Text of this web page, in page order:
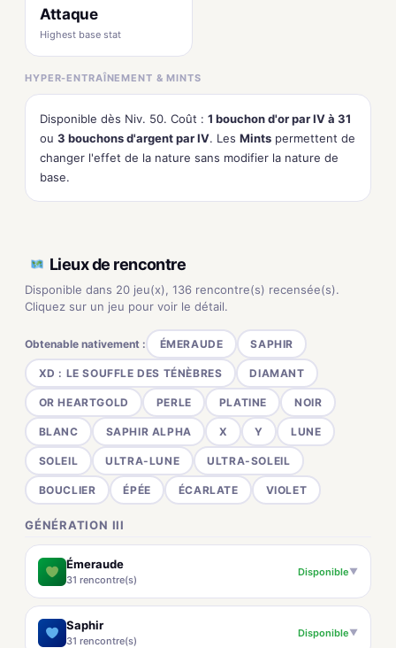
Attaque
Highest base stat
HYPER-ENTRAÎNEMENT & MINTS
Disponible dès Niv. 50. Coût : 1 bouchon d'or par IV à 31
ou 3 bouchons d'argent par IV. Les Mints permettent de
changer l'effet de la nature sans modifier la nature de
base.
Lieux de rencontre
Disponible dans 20 jeu(x), 136 rencontre(s) recensée(s).
Cliquez sur un jeu pour voir le détail.
Obtenable nativement : ÉMERAUDE SAPHIR
XD : LE SOUFFLE DES TÉNÈBRES DIAMANT
OR HEARTGOLD PERLE PLATINE NOIR
BLANC SAPHIR ALPHA X Y LUNE
SOLEIL ULTRA-LUNE ULTRA-SOLEIL
BOUCLIER ÉPÉE ÉCARLATE VIOLET
GÉNÉRATION III
Émeraude
31 rencontre(s)
Disponible▼
Saphir
31 rencontre(s)
Disponible▼